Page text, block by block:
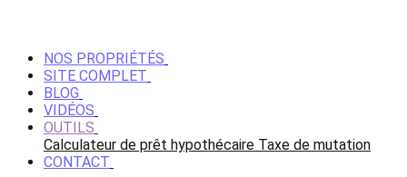
NOS PROPRIÉTÉS
SITE COMPLET
BLOG
VIDÉOS
OUTILS
Calculateur de prêt hypothécaire Taxe de mutation
CONTACT